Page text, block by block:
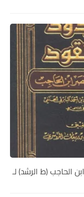
الحاجب (ط الرشد) لـ